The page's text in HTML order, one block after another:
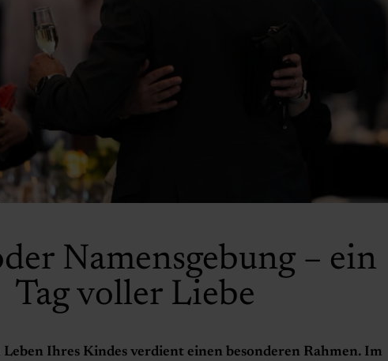
Namensgebung – ein
Tag voller Liebe
Leben Ihres Kindes verdient einen besonderen Rahmen. Im